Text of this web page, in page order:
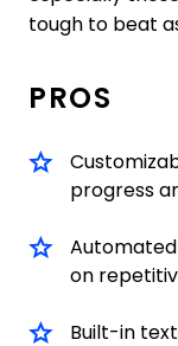
tough to beat
PROS
progress
on
Built-in